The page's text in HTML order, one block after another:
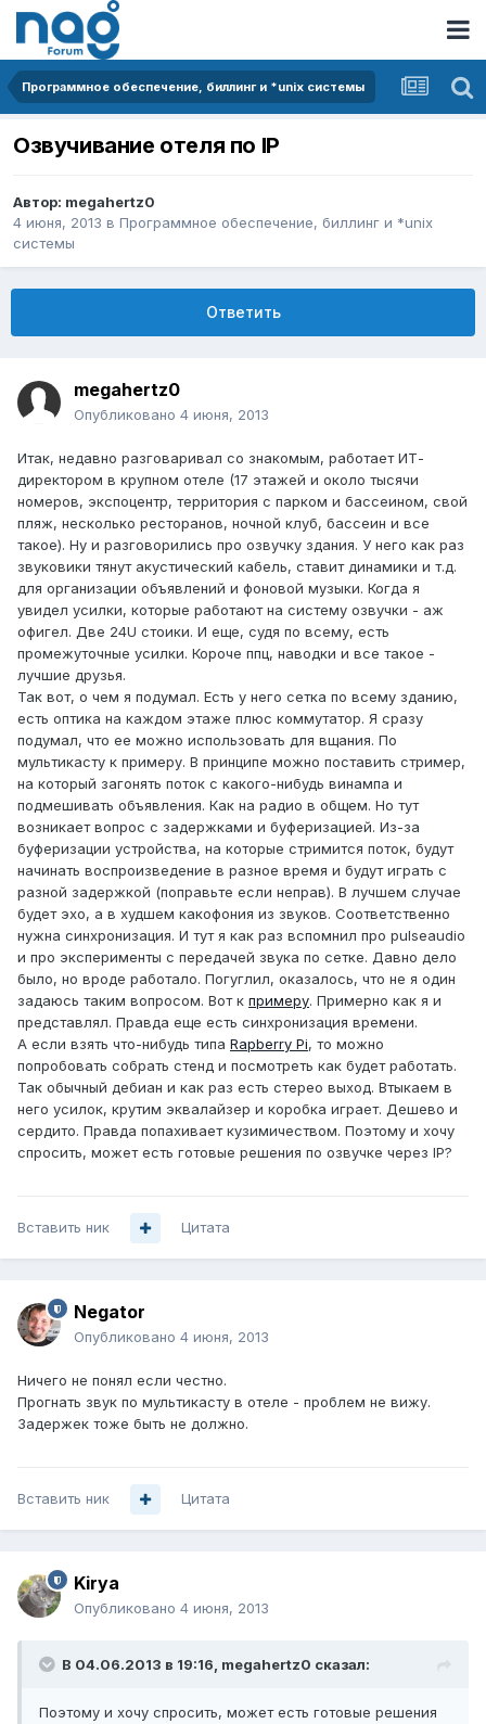
Программное обеспечение, биллинг и *unix системы
Озвучивание отеля по IP
Автор: megahertz0
4 июня, 2013 в Программное обеспечение, биллинг и *unix
системы
Ответить
megahertz0
Опубликовано 4 июня, 2013
Итак, недавно разговаривал со знакомым, работает ИТ-
директором в крупном отеле (17 этажей и около тысячи
номеров, экспоцентр, территория с парком и бассеином, свой
пляж, несколько ресторанов, ночной клуб, бассеин и все
такое). Ну и разговорились про озвучку здания. У него как раз
звуковики тянут акустический кабель, ставит динамики и т.д.
для организации объявлений и фоновой музыки. Когда я
увидел усилки, которые работают на систему озвучки - аж
офигел. Две 24U стоики. И еще, судя по всему, есть
промежуточные усилки. Короче ппц, наводки и все такое -
лучшие друзья.
Так вот, о чем я подумал. Есть у него сетка по всему зданию,
есть оптика на каждом этаже плюс коммутатор. Я сразу
подумал, что ее можно использовать для вщания. По
мультикасту к примеру. В принципе можно поставить стример,
на который загонять поток с какого-нибудь винампа и
подмешивать объявления. Как на радио в общем. Но тут
возникает вопрос с задержками и буферизацией. Из-за
буферизации устройства, на которые стримится поток, будут
начинать воспроизведение в разное время и будут играть с
разной задержкой (поправьте если неправ). В лучшем случае
будет эхо, а в худшем какофония из звуков. Соответственно
нужна синхронизация. И тут я как раз вспомнил про pulseaudio
и про эксперименты с передачей звука по сетке. Давно дело
было, но вроде работало. Погуглил, оказалось, что не я один
задаюсь таким вопросом. Вот к примеру. Примерно как я и
представлял. Правда еще есть синхронизация времени.
А если взять что-нибудь типа Rapberry Pi, то можно
попробовать собрать стенд и посмотреть как будет работать.
Так обычный дебиан и как раз есть стерео выход. Втыкаем в
него усилок, крутим эквалайзер и коробка играет. Дешево и
сердито. Правда попахивает кузимичеством. Поэтому и хочу
спросить, может есть готовые решения по озвучке через IP?
Вставить ник Цитата
Negator
Опубликовано 4 июня, 2013
Ничего не понял если честно.
Прогнать звук по мультикасту в отеле - проблем не вижу.
Задержек тоже быть не должно.
Вставить ник Цитата
Kirya
Опубликовано 4 июня, 2013
В 04.06.2013 в 19:16, megahertz0 сказал:
Поэтому и хочу спросить, может есть готовые решения